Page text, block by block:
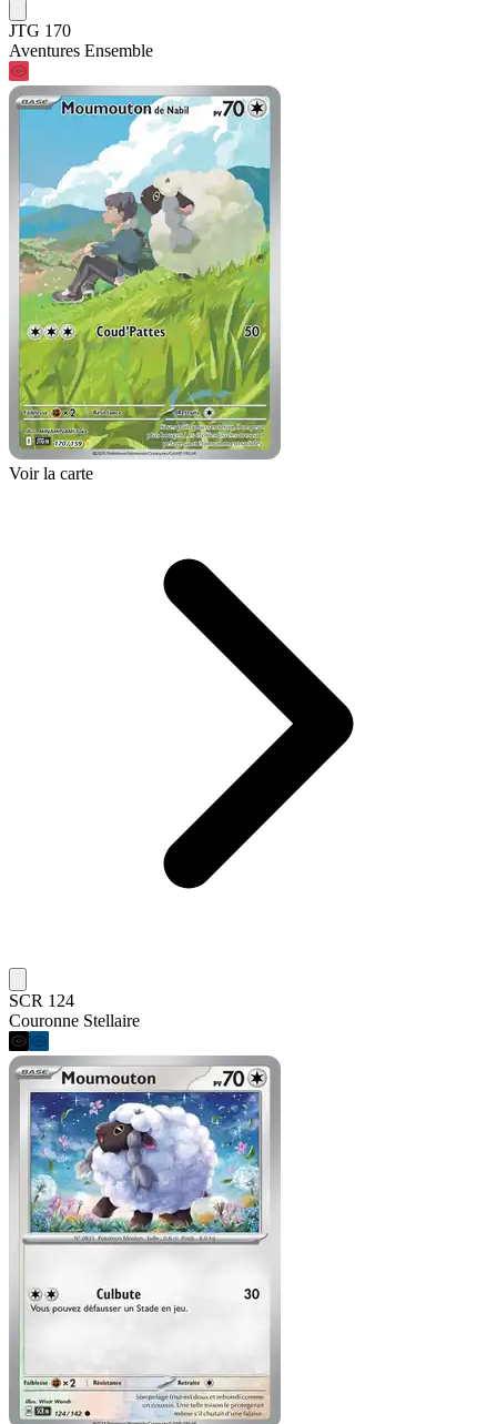
JTG 170
Aventures Ensemble
Voir la carte
SCR 124
Couronne Stellaire